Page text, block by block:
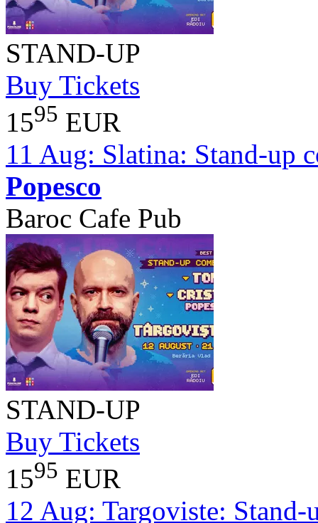
STAND-UP
Buy Tickets
1595 EUR
11 Aug: Slatina: Stand-up
Popesco
Baroc Cafe Pub
STAND-UP
Buy Tickets
1595 EUR
12 Aug: Targoviste: